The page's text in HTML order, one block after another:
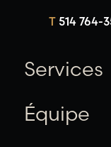
T514 764-
Services
Équipe